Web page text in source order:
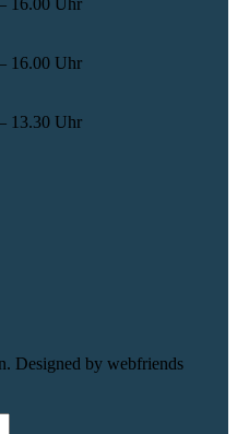
16.00 Uhr
16.00 Uhr
13.30 Uhr
Designed by webfriends